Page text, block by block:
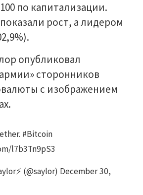
по капитализации.
рост, а лидером
опубликовал
сторонников
с изображением
#Bitcoin
l7b3Tn9pS3
(@saylor) December 30,